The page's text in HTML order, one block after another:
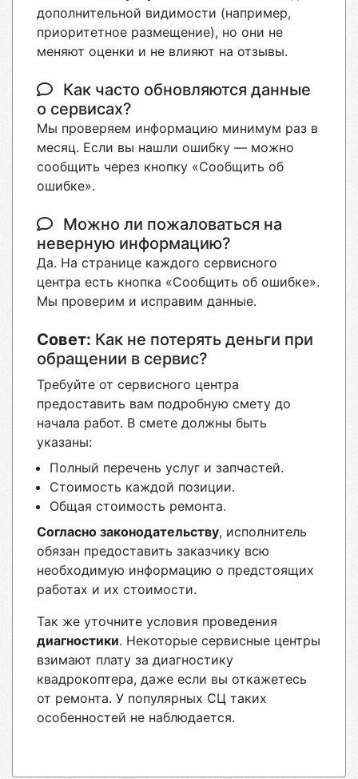
дополнительной видимости (например,
приоритетное размещение), но они не
меняют оценки и не влияют на отзывы.
Как часто обновляются данные
о сервисах?
Мы проверяем информацию минимум раз в
месяц. Если вы нашли ошибку — можно
сообщить через кнопку «Сообщить об
ошибке».
Можно ли пожаловаться на
неверную информацию?
Да. На странице каждого сервисного
центра есть кнопка «Сообщить об ошибке».
Мы проверим и исправим данные.
Совет: Как не потерять деньги при
обращении в сервис?
Требуйте от сервисного центра
предоставить вам подробную смету до
начала работ. В смете должны быть
указаны:
Полный перечень услуг и запчастей.
Стоимость каждой позиции.
Общая стоимость ремонта.
Согласно законодательству, исполнитель
обязан предоставить заказчику всю
необходимую информацию о предстоящих
работах и их стоимости.
Так же уточните условия проведения
диагностики. Некоторые сервисные центры
взимают плату за диагностику
квадрокоптера, даже если вы откажетесь
от ремонта. У популярных СЦ таких
особенностей не наблюдается.